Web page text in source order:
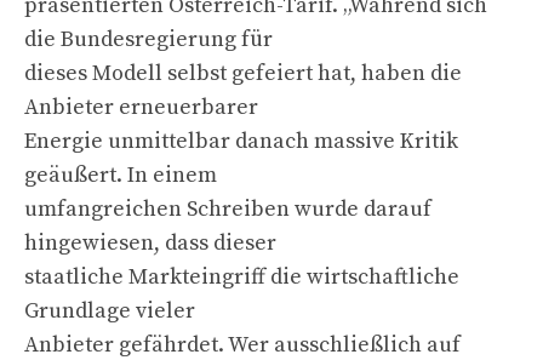
die Bundesregierung für
dieses Modell selbst gefeiert hat, haben die
Anbieter erneuerbarer
Energie unmittelbar danach massive Kritik
geäußert. In einem
umfangreichen Schreiben wurde darauf
hingewiesen, dass dieser
staatliche Markteingriff die wirtschaftliche
Grundlage vieler
Anbieter gefährdet. Wer ausschließlich auf